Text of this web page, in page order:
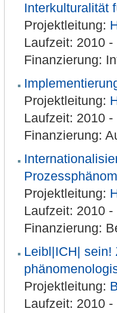
Interkulturalität
Projektleitung:
Laufzeit: 2010
Finanzierung:
Projektleitung:
Laufzeit: 2010
Finanzierung:
Projektleitung:
Laufzeit: 2010
Finanzierung:
Leibl|ICH| sein!
Projektleitung:
Laufzeit: 2010